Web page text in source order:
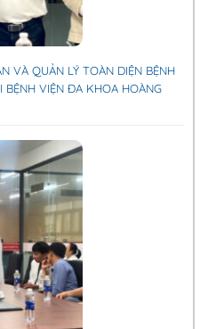
VÀ QUẢN LÝ TOÀN DIỆN BỆNH
BỆNH VIỆN ĐA KHOA HOÀNG